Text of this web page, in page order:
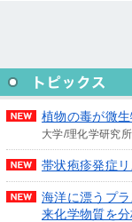
植物の毒が微
大学/理化学研究
帯状疱疹発症リ
海洋に漂うプ
来化学物質を